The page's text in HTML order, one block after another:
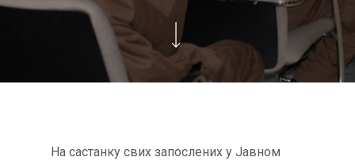
На састанку свих запослених у Јавном